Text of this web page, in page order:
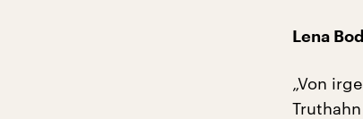
Lena
„Von